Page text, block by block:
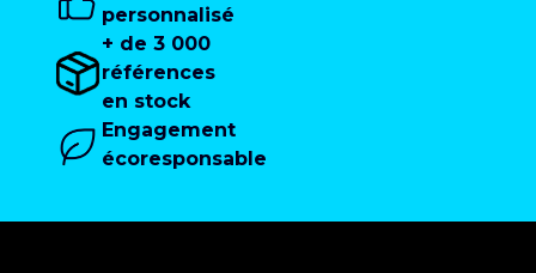
personnalisé
+ de 3 000
références
en stock
Engagement
écoresponsable